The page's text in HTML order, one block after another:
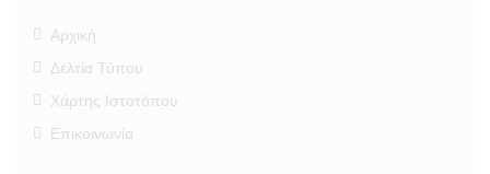
Αρχική
Δελτία Τύπου
Χάρτης Ιστοτόπου
Επικοινωνία